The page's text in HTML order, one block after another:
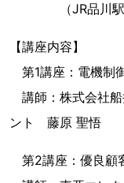
（JR品川駅 高
【講座内容】
第1講座：電機制
講師：株式会社
ント 藤原 聖悟
第2講座：優良顧